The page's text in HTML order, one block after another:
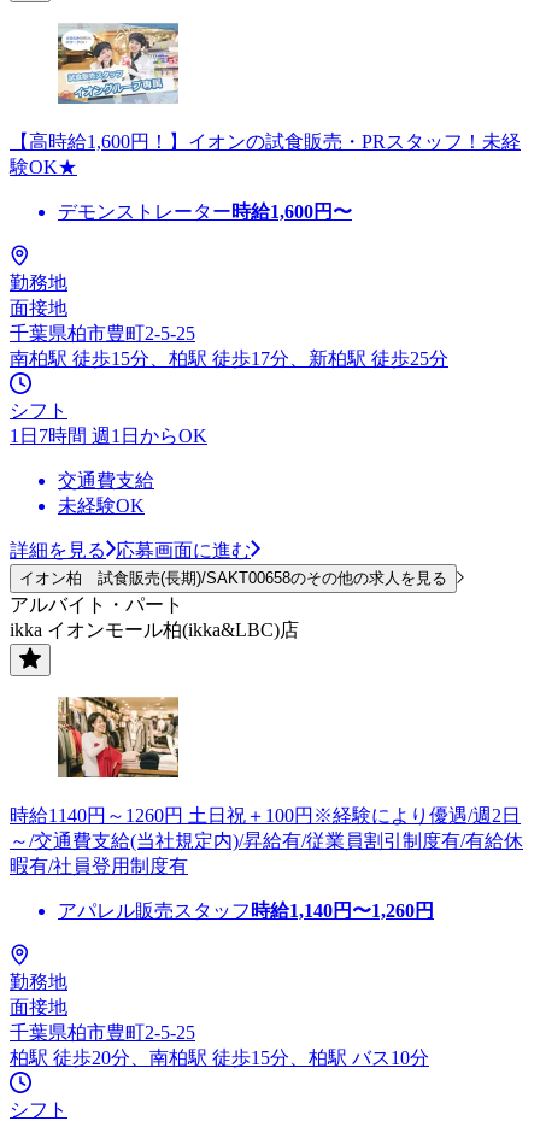
【高時給1,600円！】イオンの試食販売・PRスタッフ！未経
験OK★
デモンストレーター時給1,600円〜
勤務地
面接地
千葉県柏市豊町2-5-25
南柏駅 徒歩15分、柏駅 徒歩17分、新柏駅 徒歩25分
シフト
1日7時間 週1日からOK
交通費支給
未経験OK
詳細を見る 応募画面に進む
イオン柏 試食販売(長期)/SAKT00658のその他の求人を見る
アルバイト・パート
ikka イオンモール柏(ikka&LBC)店
時給1140円～1260円 土日祝＋100円※経験により優遇/週2日
～/交通費支給(当社規定内)/昇給有/従業員割引制度有/有給休
暇有/社員登用制度有
アパレル販売スタッフ 時給1,140円〜1,260円
勤務地
面接地
千葉県柏市豊町2-5-25
柏駅 徒歩20分、南柏駅 徒歩15分、柏駅 バス10分
シフト